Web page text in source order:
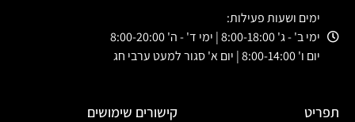
ימים ושעות פעילות:
ימי ב' - ג' 8:00-18:00 | ימי ד' - ה' 8:00-20:00
יום ו' 8:00-14:00 | יום א' סגור למעט ערבי חג
תפריט קישורים שימושים